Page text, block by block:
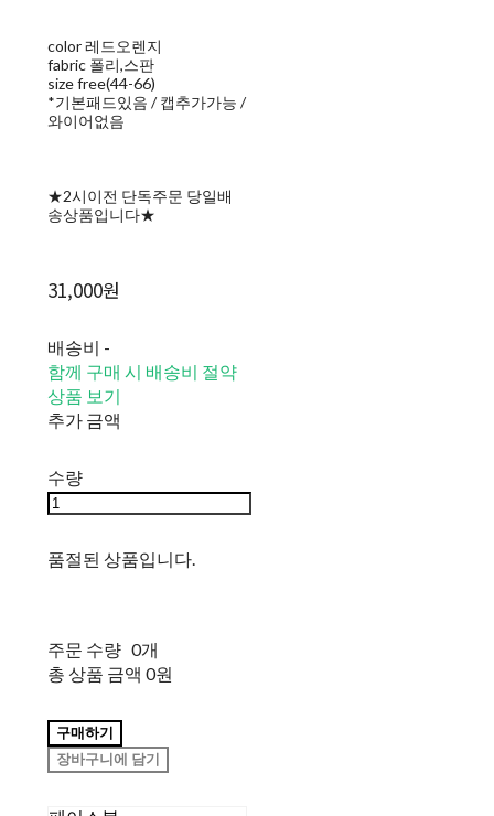
color 레드오렌지
fabric 폴리,스판
size free(44-66)
*기본패드있음 / 캡추가가능 /
와이어없음
★2시이전 단독주문 당일배
송상품입니다★
31,000원
배송비 -
함께 구매 시 배송비 절약
상품 보기
추가 금액
수량
품절된 상품입니다.
주문 수량 0개
총 상품 금액 0원
구매하기
장바구니에 담기